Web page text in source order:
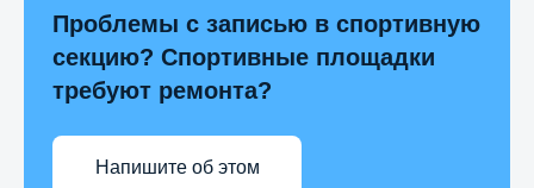
Проблемы с записью в спортивную
секцию? Спортивные площадки
требуют ремонта?
Напишите об этом